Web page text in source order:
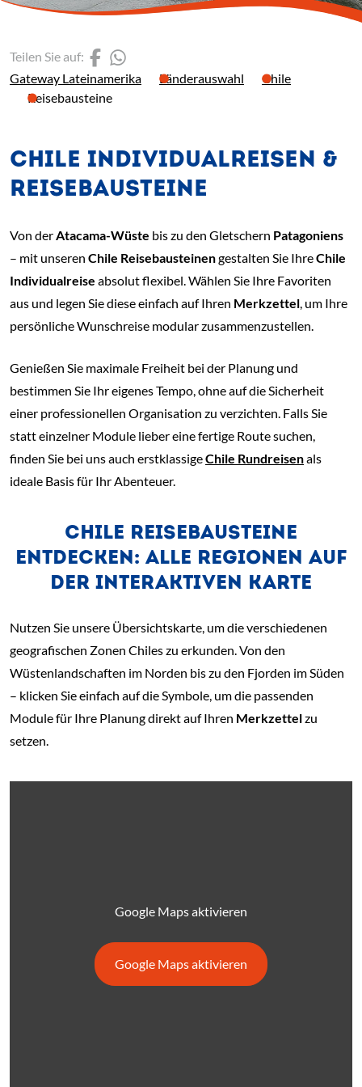
Gateway Lateinamerika Länderauswahl
Chile
Reisebausteine
Teilen Sie auf: (Link öffnet einen neuen
CHILE INDIVIDUALREISEN &
REISEBAUSTEINE
​Von derAtacama-Wüste bis zu den Gletschern Patagoniens
– mit unseren Chile Reisebausteinengestalten Sie IhreChile
Individualreise absolut flexibel. Wählen Sie Ihre Favoriten
aus und legen Sie diese einfach auf Ihren Merkzettel, um Ihre
persönliche Wunschreise modular zusammenzustellen.
​Genießen Sie maximale Freiheit bei der Planung und
bestimmen Sie Ihr eigenes Tempo, ohne auf die Sicherheit
einer professionellen Organisation zu verzichten. Falls Sie
statt einzelner Module lieber eine fertige Route suchen,
finden Sie bei uns auch erstklassigeChile Rundreisenals
ideale Basis für Ihr Abenteuer.
CHILE REISEBAUSTEINE
ENTDECKEN: ALLE REGIONEN AUF
DER INTERAKTIVEN KARTE
Nutzen Sie unsere Übersichtskarte, um die verschiedenen
geografischen Zonen Chiles zu erkunden. Von den
Wüstenlandschaften im Norden bis zu den Fjorden im Süden
– klicken Sie einfach auf die Symbole, um die passenden
Module für Ihre Planung direkt auf Ihren Merkzettelzu
setzen.
Google Maps aktivieren
Google Maps aktivieren